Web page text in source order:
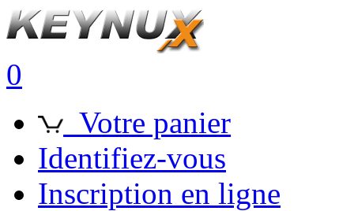
0
Votre panier
Identifiez-vous
Inscription en ligne